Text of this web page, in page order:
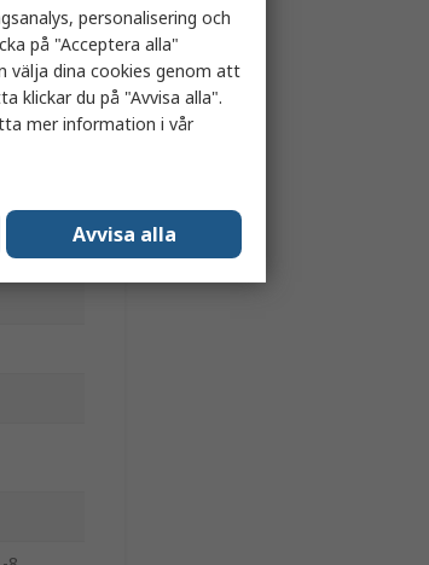
personalisering och
på "Acceptera alla"
välja dina cookies genom att
klickar du på "Avvisa alla".
mer information i vår
Avvisa alla